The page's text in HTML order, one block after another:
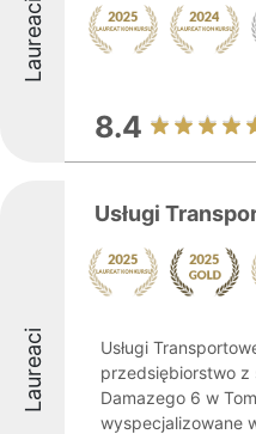
Laureaci
8.4
Laureaci
Usługi
Usługi
przedsiębiorstwo
Damazego 6 w
wyspecjalizowane